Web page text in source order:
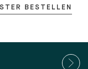
BESTELLEN